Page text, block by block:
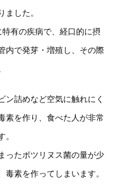
ました。
有の疾病で、経口的に摂
内で発芽・増殖し、その際
ン詰めなど空気に触れにく
素を作り、食べた人が非常
ったボツリヌス菌の量が少
素を作ってしまいます。